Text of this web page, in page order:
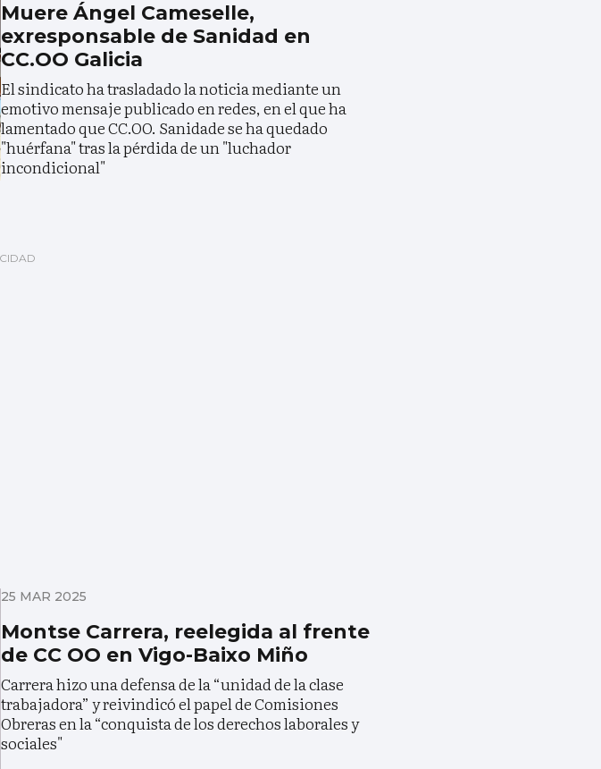
Muere Ángel Cameselle,
exresponsable de Sanidad en
CC.OO Galicia
El sindicato ha trasladado la noticia mediante un
emotivo mensaje publicado en redes, en el que ha
lamentado que CC.OO. Sanidade se ha quedado
"huérfana" tras la pérdida de un "luchador
incondicional"
25 MAR 2025
Montse Carrera, reelegida al frente
de CC OO en Vigo-Baixo Miño
Carrera hizo una defensa de la “unidad de la clase
trabajadora” y reivindicó el papel de Comisiones
Obreras en la “conquista de los derechos laborales y
sociales"